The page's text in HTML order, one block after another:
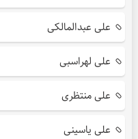
علی عبدالمالکی
علی لهراسبی
علی منتظری
علی یاسینی